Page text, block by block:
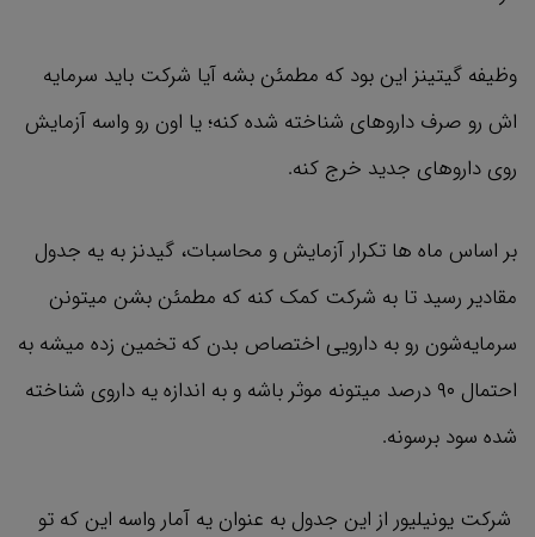
وظیفه گیتینز این بود که مطمئن بشه آیا شرکت باید سرمایه
اش رو صرف داروهای شناخته شده کنه؛ یا اون رو واسه آزمایش
روی داروهای جدید خرج کنه.
بر اساس ماه ها تکرار آزمایش و محاسبات، گیدنز به یه جدول
مقادیر رسید تا به شرکت کمک کنه که مطمئن بشن میتونن
سرمایه‌شون رو به دارویی اختصاص بدن که تخمین زده میشه به
احتمال ۹۰ درصد میتونه موثر باشه و به اندازه یه داروی شناخته
شده سود برسونه.
شرکت یونیلیور از این جدول به عنوان یه آمار واسه این که تو